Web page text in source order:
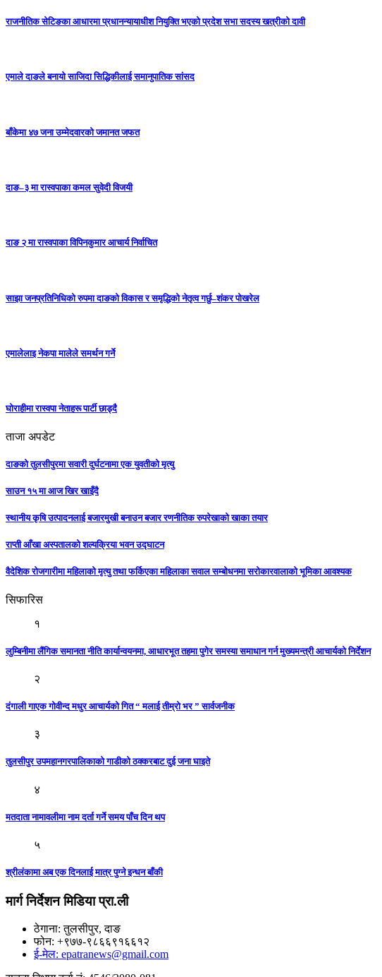
राजनीतिक सेटिङका आधारमा प्रधानन्यायाधीश नियुक्ति भएको प्रदेश सभा सदस्य खत्रीको दावी
एमाले दाङले बनायाे साजिदा सिद्धिकीलाई समानुपातिक सांसद
बाँकेमा ४७ जना उम्मेदवारको जमानत जफत
दाङ–३ मा रास्वपाका कमल सुवेदी विजयी
दाङ २ मा रास्वपाका विपिनकुमार आचार्य निर्वाचित
साझा जनप्रतिनिधिको रुपमा दाङको विकास र समृद्धिको नेतृत्व गर्छु–शंकर पोखरेल
एमालेलाइ नेकपा मालेले समर्थन गर्ने
घोराहीमा रास्वपा नेताहरू पार्टी छाड्दै
ताजा अपडेट
दाङको तुलसीपुरमा सवारी दुर्घटनामा एक युवतीको मृत्यु
साउन १५ मा आज खिर खाइँदै
स्थानीय कृषि उत्पादनलाई बजारमुखी बनाउन बजार रणनीतिक रुपरेखाको खाका तयार
राप्ती आँखा अस्पतालको शल्यक्रिया भवन उद्घाटन
वैदेशिक रोजगारीमा महिलाको मृत्यु तथा फर्किएका महिलाका सवाल सम्बोधनमा सरोकारवालाको भूमिका आवश्यक
सिफारिस
१
लुम्बिनीमा लैंगिक समानता नीति कार्यान्वयनमा, आधारभूत तहमा पुगेर समस्या समाधान गर्न मुख्यमन्त्री आचार्यको निर्देशन
२
दंगाली गाएक गोवीन्द मधुर आचार्यको गित “ मलाई तीम्रो भर ” सार्वजनीक
३
तुलसीपुर उपमहानगरपालिकाकाे गाडीको ठक्करबाट दुई जना घाइते
४
मतदाता नामावलीमा नाम दर्ता गर्ने समय पाँच दिन थप
५
श्रीलंकामा अब एक दिनलाई मात्र पुग्ने इन्धन बाँकी
मार्ग निर्देशन मिडिया प्रा.ली
ठेगाना: तुलसीपुर, दाङ
फोन: +९७७-९८६६९१६६१२
ई-मेल: epatranews@gmail.com